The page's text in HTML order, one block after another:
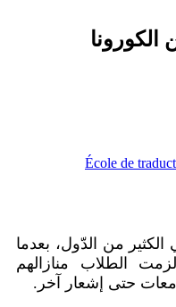
الكورونا
École de
من الدّول، بعدما
الطلاب منازالهم
حتى إشعار آخر.